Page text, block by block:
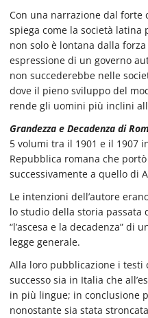
Con una narrazione dal forte
spiega come la società
non solo è lontana dalla
espressione di un governo
non succederebbe nelle
dove il pieno sviluppo del
rende gli uomini più inclini
Grandezza e Decadenza di
5 volumi tra il 1901 e il 1907
Repubblica romana che
successivamente a quello di
Le intenzioni dell’autore
lo studio della storia passata
“l’ascesa e la decadenza” di
legge generale.
Alla loro pubblicazione i testi
successo sia in Italia che
in più lingue; in conclusione
nonostante sia stata